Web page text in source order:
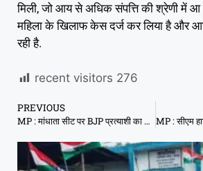
मिली, जो आय से अधिक संपत्ति की श्रेणी में
महिला के खिलाफ केस दर्ज कर लिया है और आगे
रही है.
recent visitors 276
PREVIOUS
MP : मांधाता सीट पर BJP प्रत्याशी का विरोध, सत्ता रहा हार का खतरा